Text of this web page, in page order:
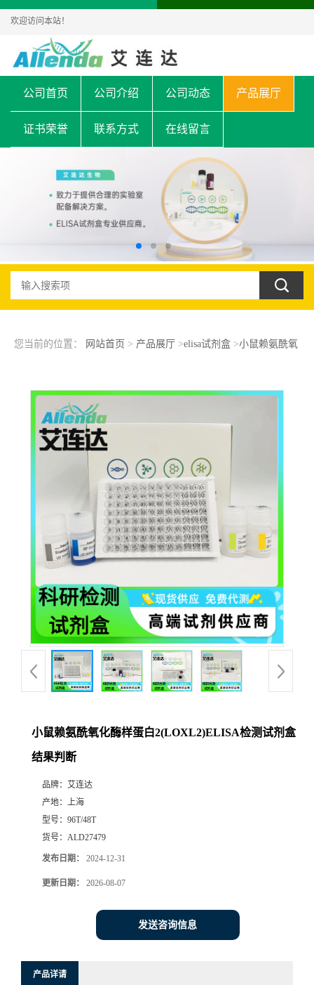
欢迎访问本站！
公司首页 公司介绍 公司动态 产品展厅
证书荣誉 联系方式 在线留言
您当前的位置： 网站首页 > 产品展厅 >elisa试剂盒>小鼠赖氨酰氧
小鼠赖氨酰氧化酶样蛋白2(LOXL2)ELISA检测试剂盒
结果判断
品牌： 艾连达
产地： 上海
型号： 96T/48T
货号： ALD27479
发布日期： 2024-12-31
更新日期： 2026-08-07
发送咨询信息
产品详请